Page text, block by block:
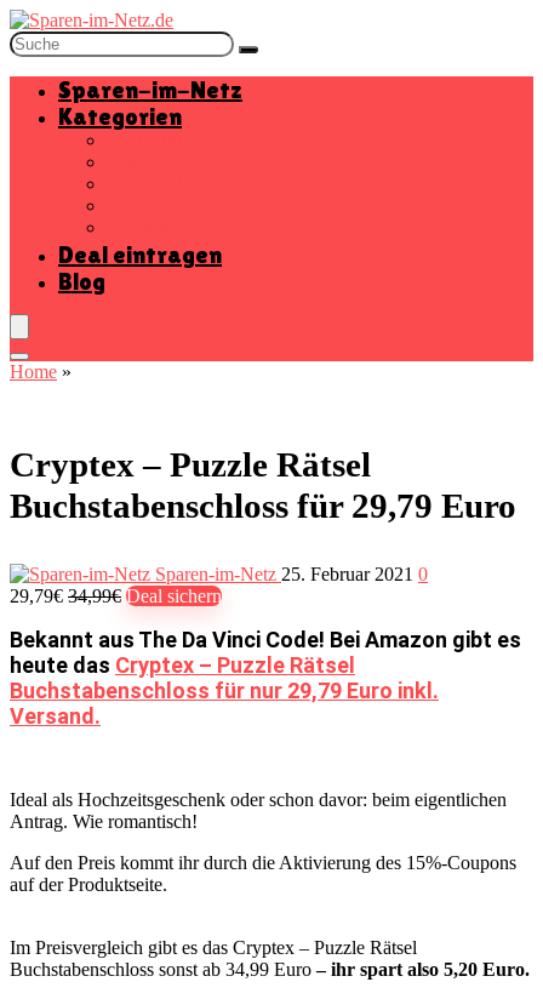
Sparen-im-Netz
Kategorien
Deal eintragen
Blog
Home »
Cryptex – Puzzle Rätsel
Buchstabenschloss für 29,79 Euro
Sparen-im-Netz 25. Februar 2021 0
29,79€ 34,99€ Deal sichern
Bekannt aus The Da Vinci Code! Bei Amazon gibt es
heute das Cryptex – Puzzle Rätsel
Buchstabenschloss für nur 29,79 Euro inkl.
Versand.
Ideal als Hochzeitsgeschenk oder schon davor: beim eigentlichen
Antrag. Wie romantisch!
Auf den Preis kommt ihr durch die Aktivierung des 15%-Coupons
auf der Produktseite.
Im Preisvergleich gibt es das Cryptex – Puzzle Rätsel
Buchstabenschloss sonst ab 34,99 Euro– ihr spart also 5,20 Euro.